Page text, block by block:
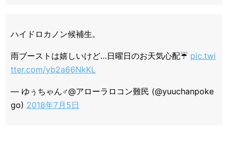
ハイドロカノン候補生。
雨ブーストは嬉しいけど…日曜日のお天気心配☔ pic.twi
tter.com/yb2a66NkKL
— ゆぅちゃん♂@アローラロコン難民 (@yuuchanpoke
go) 2018年7月5日